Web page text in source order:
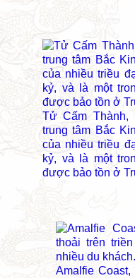
Tử Cấm Thành,
trung tâm Bắc
của nhiều triều
kỷ, và là một
được bảo tồn ở
Amalfie